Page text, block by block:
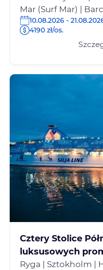
Mar (Surf Mar) |
10.08.2026 -
4190 zł/os.
Cztery Stolice
luksusowych
Ryga | Sztokholm |